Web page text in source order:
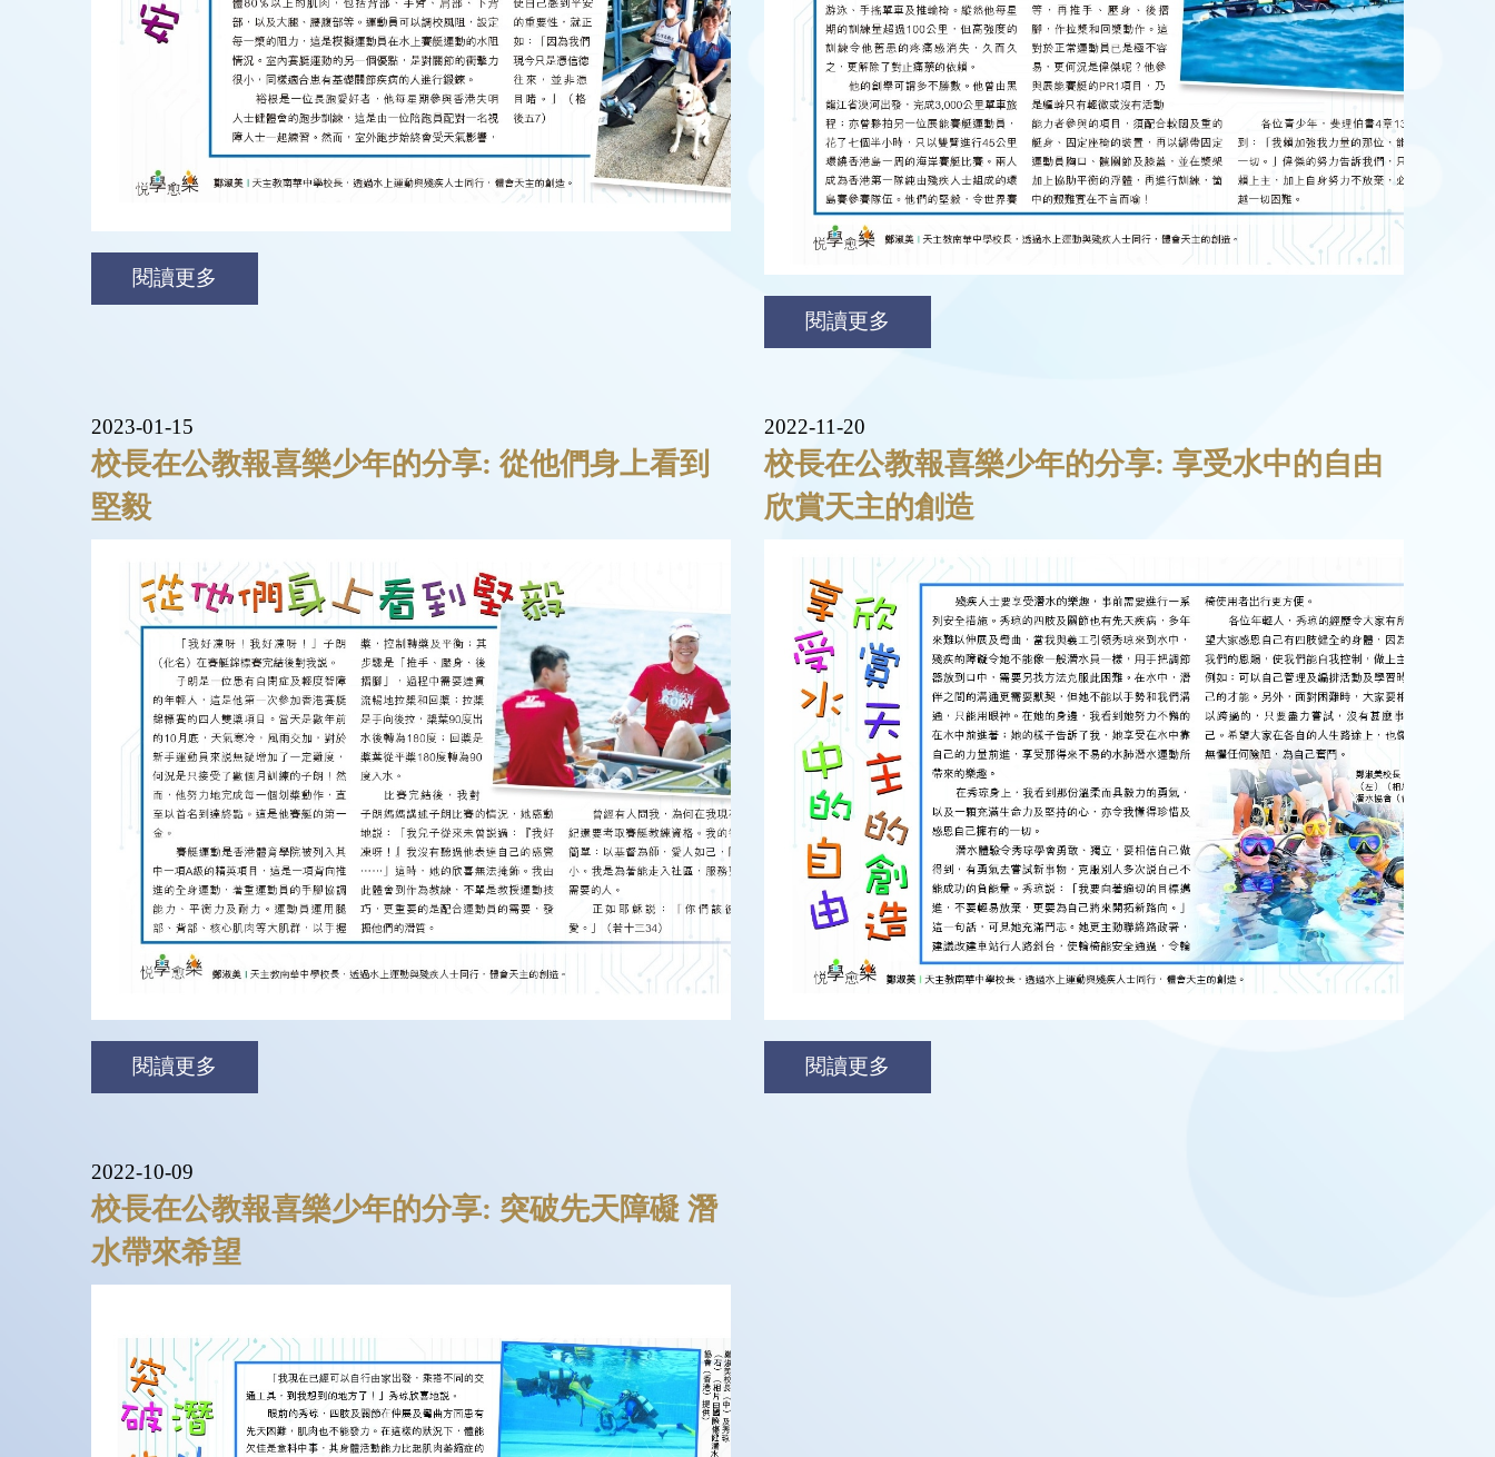
閱讀更多
閱讀更多
2023-01-15
校長在公教報喜樂少年的分享: 從他們身上看到
堅毅
閱讀更多
2022-11-20
校長在公教報喜樂少年的分享: 享受水中的自由
欣賞天主的創造
閱讀更多
2022-10-09
校長在公教報喜樂少年的分享: 突破先天障礙 潛
水帶來希望